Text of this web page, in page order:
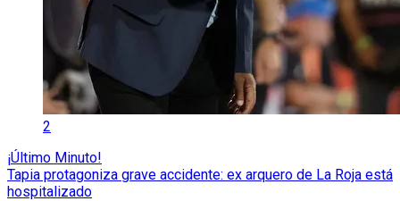
2
¡Último Minuto!
Tapia protagoniza grave accidente: ex arquero de La Roja está
hospitalizado